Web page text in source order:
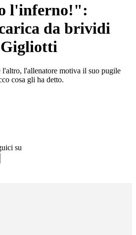
l'inferno!":
da brividi
Gigliotti
l'altro, l'allenatore motiva il suo pugile
cosa gli ha detto.
su